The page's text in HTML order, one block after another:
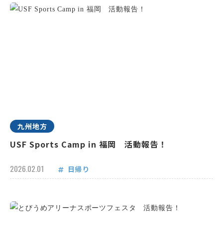
九州地方
USF Sports Camp in 福岡 活動報告！
2026.02.01 日帰り